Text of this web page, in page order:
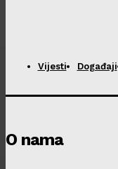
Vijesti Događaji
O nama